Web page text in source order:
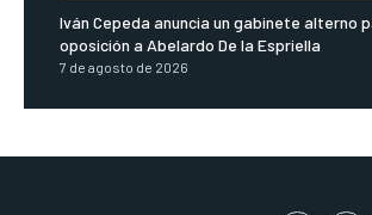
Iván Cepeda anuncia un gabinete alterno
oposición a Abelardo De la Espriella
7 de agosto de 2026